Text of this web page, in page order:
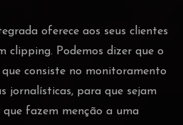
oferece aos seus clientes
clipping. Podemos dizer que o
consiste no monitoramento
jornalísticas, para que sejam
que fazem menção a uma